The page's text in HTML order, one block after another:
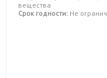
вещества
Срок годности: Не